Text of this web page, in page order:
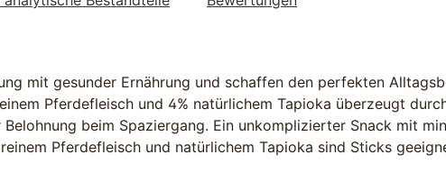
mit gesunder Ernährung und schaffen den perfekten
Pferdefleisch und 4% natürlichem Tapioka überzeugt
beim Spaziergang. Ein unkomplizierter Snack mit
Pferdefleisch und natürlichem Tapioka sind Sticks